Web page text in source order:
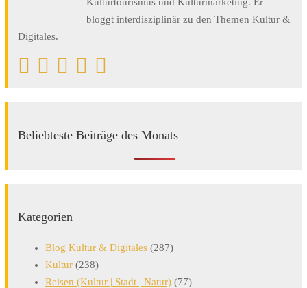
bloggt interdisziplinär zu den Themen Kultur &
Digitales.
Beliebteste Beiträge des Monats
Kategorien
Blog Kultur & Digitales (287)
Kultur (238)
Reisen (Kultur | Stadt | Natur) (77)